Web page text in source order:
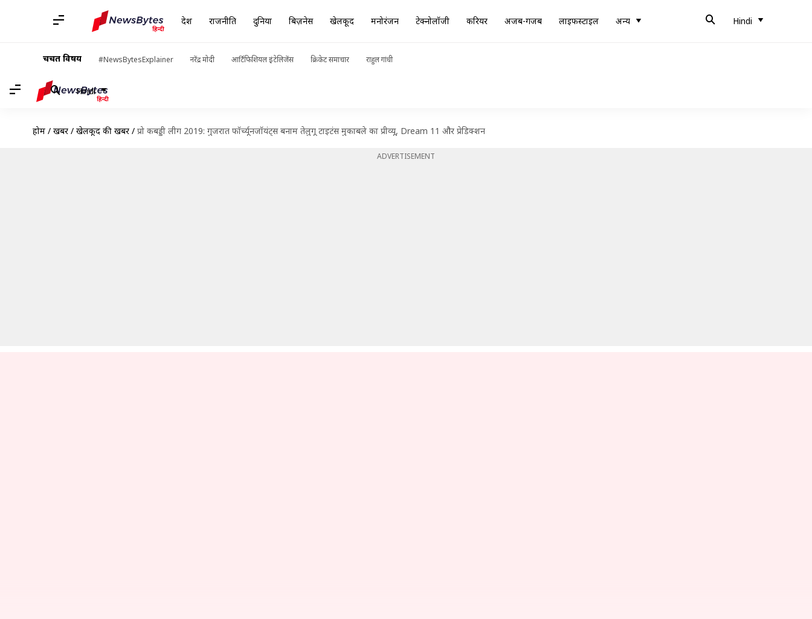
देश राजनीति दुनिया बिज़नेस खेलकूद मनोरंजन टेक्नोलॉजी करियर अजब-गजब लाइफस्टाइल अन्य Hindi
चर्चित विषय #NewsBytesExplainer नरेंद्र मोदी आर्टिफिशियल इंटेलिजेंस क्रिकेट समाचार राहुल गांधी
Hindi
होम / खबरें / खेलकूद की खबरें / प्रो कबड्डी लीग 2019: गुजरात फॉर्च्यूनजॉयंट्स बनाम तेलुगू टाइटंस मुकाबले का प्रीव्यू, Dream 11 और प्रेडिक्शन
ADVERTISEMENT